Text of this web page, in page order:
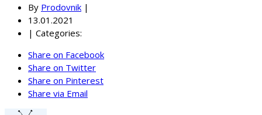
By Prodovnik |
13.01.2021
| Categories:
Share on Facebook
Share on Twitter
Share on Pinterest
Share via Email